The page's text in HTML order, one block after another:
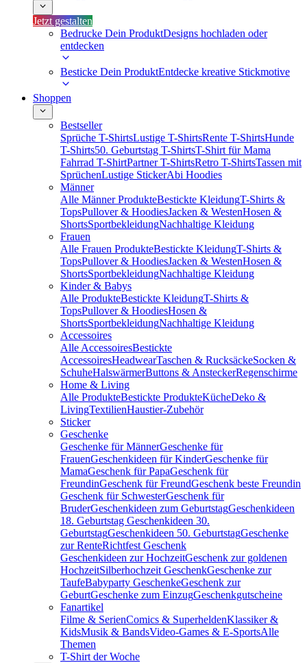
Jetzt gestalten
Bedrucke Dein ProduktDesigns hochladen oder
entdecken
Besticke Dein ProduktEntdecke kreative Stickmotive
Shoppen
Bestseller
Sprüche T-ShirtsLustige T-ShirtsRente T-ShirtsHunde
T-Shirts50. Geburtstag T-ShirtsT-Shirt für Mama
Fahrrad T-ShirtPartner T-ShirtsRetro T-ShirtsTassen mit
SprüchenLustige StickerAbi Hoodies
Männer
Alle Männer ProdukteBestickte KleidungT-Shirts &
TopsPullover & HoodiesJacken & WestenHosen &
ShortsSportbekleidungNachhaltige Kleidung
Frauen
Alle Frauen ProdukteBestickte KleidungT-Shirts &
TopsPullover & HoodiesJacken & WestenHosen &
ShortsSportbekleidungNachhaltige Kleidung
Kinder & Babys
Alle ProdukteBestickte KleidungT-Shirts &
TopsPullover & HoodiesHosen &
ShortsSportbekleidungNachhaltige Kleidung
Accessoires
Alle AccessoiresBestickte
AccessoiresHeadwearTaschen & RucksäckeSocken &
SchuheHalswärmerButtons & AnsteckerRegenschirme
Home & Living
Alle ProdukteBestickte ProdukteKücheDeko &
LivingTextilienHaustier-Zubehör
Sticker
Geschenke
Geschenke für MännerGeschenke für
FrauenGeschenkideen für KinderGeschenke für
MamaGeschenk für PapaGeschenk für
FreundinGeschenk für FreundGeschenk beste Freundin
Geschenk für SchwesterGeschenk für
BruderGeschenkideen zum GeburtstagGeschenkideen
18. Geburtstag Geschenkideen 30.
GeburtstagGeschenkideen 50. GeburtstagGeschenke
zur RenteRichtfest Geschenk
Geschenkideen zur HochzeitGeschenk zur goldenen
HochzeitSilberhochzeit GeschenkGeschenke zur
TaufeBabyparty GeschenkeGeschenk zur
GeburtGeschenke zum EinzugGeschenkgutscheine
Fanartikel
Filme & SerienComics & SuperheldenKlassiker &
KidsMusik & BandsVideo-Games & E-SportsAlle
Themen
T-Shirt der Woche